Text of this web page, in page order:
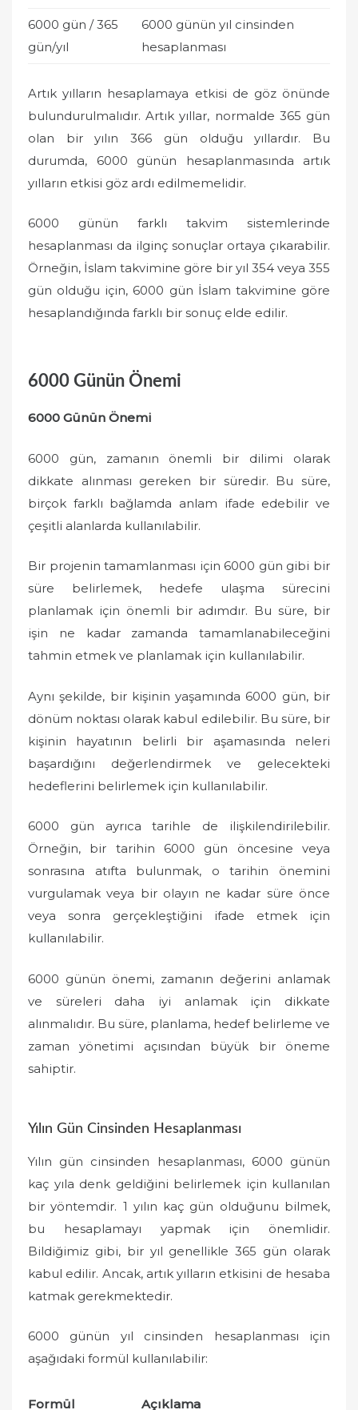
6000 gün / 365
gün/yıl
6000 günün yıl cinsinden
hesaplanması
Artık yılların hesaplamaya etkisi de göz önünde
bulundurulmalıdır. Artık yıllar, normalde 365 gün
olan bir yılın 366 gün olduğu yıllardır. Bu
durumda, 6000 günün hesaplanmasında artık
yılların etkisi göz ardı edilmemelidir.
6000 günün farklı takvim sistemlerinde
hesaplanması da ilginç sonuçlar ortaya çıkarabilir.
Örneğin, İslam takvimine göre bir yıl 354 veya 355
gün olduğu için, 6000 gün İslam takvimine göre
hesaplandığında farklı bir sonuç elde edilir.
6000 Günün Önemi
6000 Günün Önemi
6000 gün, zamanın önemli bir dilimi olarak
dikkate alınması gereken bir süredir. Bu süre,
birçok farklı bağlamda anlam ifade edebilir ve
çeşitli alanlarda kullanılabilir.
Bir projenin tamamlanması için 6000 gün gibi bir
süre belirlemek, hedefe ulaşma sürecini
planlamak için önemli bir adımdır. Bu süre, bir
işin ne kadar zamanda tamamlanabileceğini
tahmin etmek ve planlamak için kullanılabilir.
Aynı şekilde, bir kişinin yaşamında 6000 gün, bir
dönüm noktası olarak kabul edilebilir. Bu süre, bir
kişinin hayatının belirli bir aşamasında neleri
başardığını değerlendirmek ve gelecekteki
hedeflerini belirlemek için kullanılabilir.
6000 gün ayrıca tarihle de ilişkilendirilebilir.
Örneğin, bir tarihin 6000 gün öncesine veya
sonrasına atıfta bulunmak, o tarihin önemini
vurgulamak veya bir olayın ne kadar süre önce
veya sonra gerçekleştiğini ifade etmek için
kullanılabilir.
6000 günün önemi, zamanın değerini anlamak
ve süreleri daha iyi anlamak için dikkate
alınmalıdır. Bu süre, planlama, hedef belirleme ve
zaman yönetimi açısından büyük bir öneme
sahiptir.
Yılın Gün Cinsinden Hesaplanması
Yılın gün cinsinden hesaplanması, 6000 günün
kaç yıla denk geldiğini belirlemek için kullanılan
bir yöntemdir. 1 yılın kaç gün olduğunu bilmek,
bu hesaplamayı yapmak için önemlidir.
Bildiğimiz gibi, bir yıl genellikle 365 gün olarak
kabul edilir. Ancak, artık yılların etkisini de hesaba
katmak gerekmektedir.
6000 günün yıl cinsinden hesaplanması için
aşağıdaki formül kullanılabilir:
Formül Açıklama